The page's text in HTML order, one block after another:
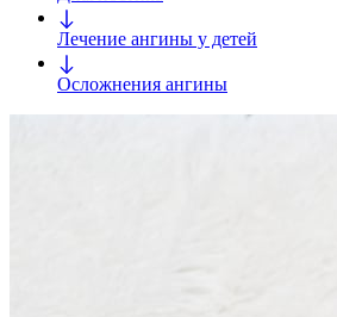
Лечение ангины у детей
Осложнения ангины